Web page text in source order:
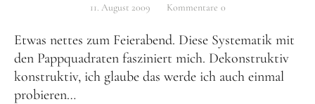
11. August 2009 Kommentare 0
Etwas nettes zum Feierabend. Diese Systematik mit
den Pappquadraten fasziniert mich. Dekonstruktiv
konstruktiv, ich glaube das werde ich auch einmal
probieren…